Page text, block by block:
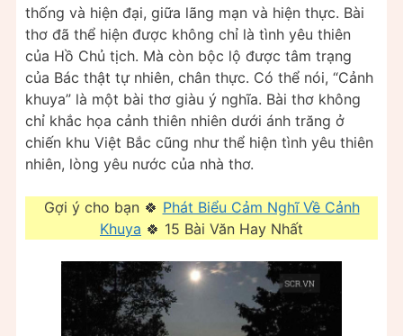
thống và hiện đại, giữa lãng mạn và hiện thực. Bài
thơ đã thể hiện được không chỉ là tình yêu thiên
của Hồ Chủ tịch. Mà còn bộc lộ được tâm trạng
của Bác thật tự nhiên, chân thực. Có thể nói, “Cảnh
khuya” là một bài thơ giàu ý nghĩa. Bài thơ không
chỉ khắc họa cảnh thiên nhiên dưới ánh trăng ở
chiến khu Việt Bắc cũng như thể hiện tình yêu thiên
nhiên, lòng yêu nước của nhà thơ.
Gợi ý cho bạn 🍀 Phát Biểu Cảm Nghĩ Về Cảnh
Khuya 🍀 15 Bài Văn Hay Nhất